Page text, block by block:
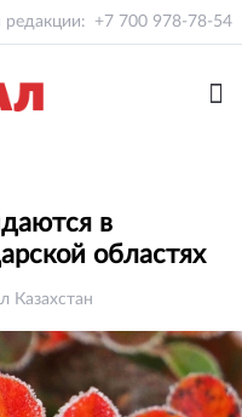
редакции: +7 700 978-78-54
в
областях
Казахстан